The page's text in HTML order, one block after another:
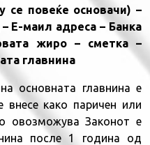
се повеќе основачи) –
– Е-маил адреса – Банка
жиро – сметка
–
главнина
основната главнина е
внесе како паричен или
овозможува Законот е
после 1 година од